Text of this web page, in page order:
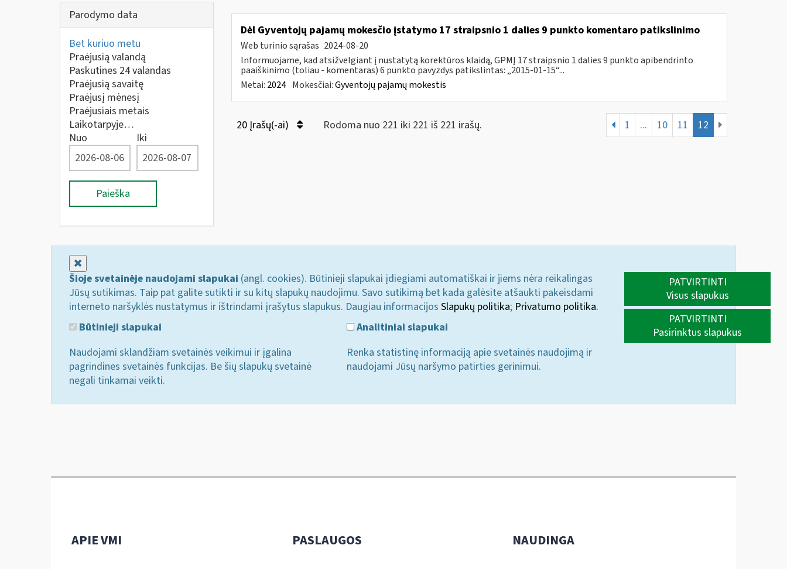
Parodymo data
Bet kuriuo metu
Praėjusią valandą
Paskutines 24 valandas
Praėjusią savaitę
Praėjusį mėnesį
Praėjusiais metais
Laikotarpyje…
Nuo
Iki
Paieška
Dėl Gyventojų pajamų mokesčio įstatymo 17 straipsnio 1 dalies 9 punkto komentaro patikslinimo
Web turinio sąrašas 2024-08-20
Informuojame, kad atsižvelgiant į nustatytą korektūros klaidą, GPMĮ 17 straipsnio 1 dalies 9 punkto apibendrinto
paaiškinimo (toliau - komentaras) 6 punkto pavyzdys patikslintas: „2015-01-15“...
Metai: 2024 Mokesčiai:Gyventojų pajamų mokestis
20 Įrašų(-ai) Rodoma nuo 221 iki 221 iš 221 irašų. 1 ... 10 11 12
Šioje svetainėje naudojami slapukai (angl. cookies). Būtinieji slapukai įdiegiami automatiškai ir jiems nėra reikalingas
Jūsų sutikimas. Taip pat galite sutikti ir su kitų slapukų naudojimu. Savo sutikimą bet kada galėsite atšaukti pakeisdami
interneto naršyklės nustatymus ir ištrindami įrašytus slapukus. Daugiau informacijos Slapukų politika; Privatumo politika.
Būtinieji slapukai
Naudojami sklandžiam svetainės veikimui ir įgalina
pagrindines svetainės funkcijas. Be šių slapukų svetainė
negali tinkamai veikti.
Analitiniai slapukai
Renka statistinę informaciją apie svetainės naudojimą ir
naudojami Jūsų naršymo patirties gerinimui.
PATVIRTINTI
Visus slapukus
PATVIRTINTI
Pasirinktus slapukus
APIE VMI PASLAUGOS NAUDINGA